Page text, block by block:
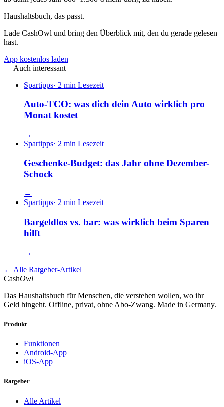
Haushaltsbuch, das passt.
Lade CashOwl und bring den Überblick mit, den du gerade gelesen
hast.
App kostenlos laden
— Auch interessant
Spartipps· 2 min Lesezeit
Auto-TCO: was dich dein Auto wirklich pro
Monat kostet
→
Spartipps· 2 min Lesezeit
Geschenke-Budget: das Jahr ohne Dezember-
Schock
→
Spartipps· 2 min Lesezeit
Bargeldlos vs. bar: was wirklich beim Sparen
hilft
→
← Alle Ratgeber-Artikel
CashOwl
Das Haushaltsbuch für Menschen, die verstehen wollen, wo ihr
Geld hingeht. Offline, privat, ohne Abo-Zwang. Made in Germany.
Produkt
Funktionen
Android-App
iOS-App
Ratgeber
Alle Artikel